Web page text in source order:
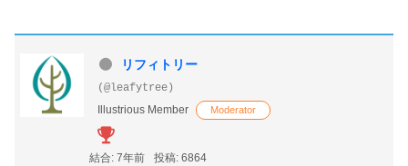
リフィトリー
(@leafytree)
Illustrious Member
Moderator
結合: 7年前 投稿: 6864